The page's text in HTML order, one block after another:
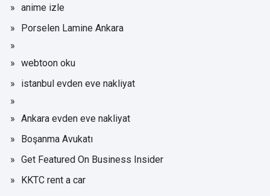
anime izle
Porselen Lamine Ankara
webtoon oku
istanbul evden eve nakliyat
Ankara evden eve nakliyat
Boşanma Avukatı
Get Featured On Business Insider
KKTC rent a car